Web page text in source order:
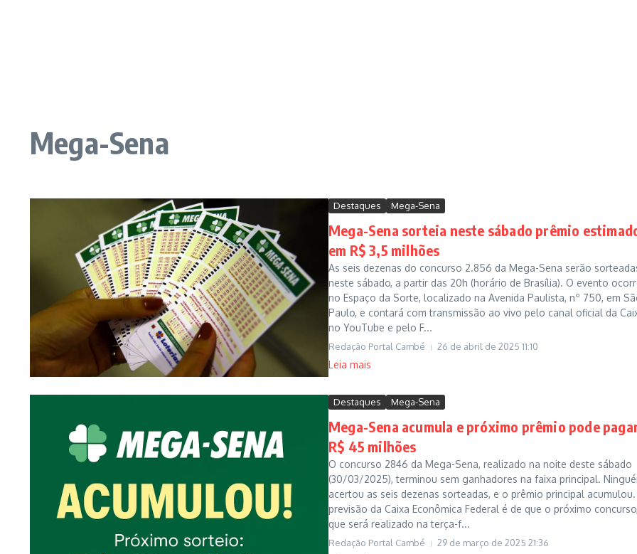
Mega-Sena
Destaques Mega-Sena
Mega-Sena sorteia neste sábado prêmio
em R$ 3,5 milhões
As seis dezenas do concurso 2.856 da Mega-Sena serão
neste sábado, a partir das 20h (horário de Brasília). O evento
no Espaço da Sorte, localizado na Avenida Paulista, nº 750, em
Paulo, e contará com transmissão ao vivo pelo canal oficial da
no YouTube e pelo F...
Redação Portal Cambé 26 de abril de 2025 11:10
Leia mais
Destaques Mega-Sena
Mega-Sena acumula e próximo prêmio pode
R$ 45 milhões
O concurso 2846 da Mega-Sena, realizado na noite deste sábado
(30/03/2025), terminou sem ganhadores na faixa principal.
acertou as seis dezenas sorteadas, e o prêmio principal
previsão da Caixa Econômica Federal é de que o próximo concurso,
que será realizado na terça-f...
Redação Portal Cambé 29 de março de 2025 21:36